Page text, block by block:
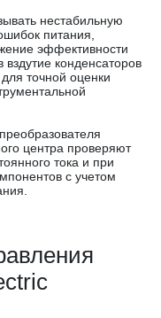
нестабильную
питания,
эффективности
конденсаторов
точной оценки
центра проверяют
тока и при
с учетом